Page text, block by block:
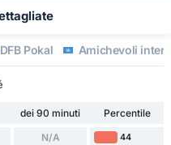
DFB Pokal Amichevoli
dei 90 minuti
Percentile
N/A 44